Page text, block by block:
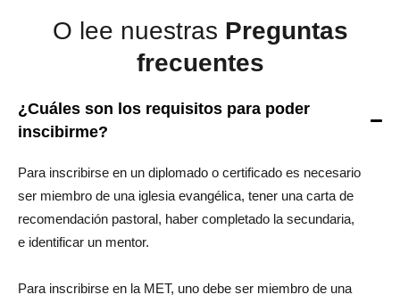
b
o
o
u
b
e
a
g
m
O lee nuestras Preguntas
frecuentes
¿Cuáles son los requisitos para poder
inscibirme?
Para inscribirse en un diplomado o certificado es necesario
ser miembro de una iglesia evangélica, tener una carta de
recomendación pastoral, haber completado la secundaria,
e identificar un mentor.
Para inscribirse en la MET, uno debe ser miembro de una